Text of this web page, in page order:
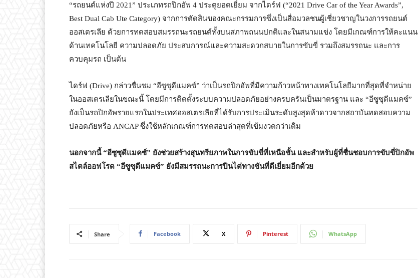
“รถยนต์แห่งปี 2021” ประเภทรถปิกอัพ 4 ประตูยอดเยี่ยม จากไดร์ฟ (“2021 Drive Car of the Year Awards”,
Best Dual Cab Ute Category) จากการตัดสินของคณะกรรมการซึ่งเป็นสื่อมวลชนผู้เชี่ยวชาญในวงการรถยนต์
ออสเตรเลีย ด้วยการทดสอบสมรรถนะรถยนต์ทั้งบนสภาพถนนปกติและในสนามแข่ง โดยมีเกณฑ์การให้คะแนน
ด้านเทคโนโลยี ความปลอดภัย ประสบการณ์และความสะดวกสบายในการขับขี่ รวมถึงสมรรถนะ และการ
ควบคุมรถ เป็นต้น
ไดร์ฟ (Drive) กล่าวชื่นชม “อีซูซุดีแมคซ์” ว่าเป็นรถปิกอัพที่มีความก้าวหน้าทางเทคโนโลยีมากที่สุดที่จำหน่าย
ในออสเตรเลียในขณะนี้ โดยมีการติดตั้งระบบความปลอดภัยอย่างครบครันเป็นมาตรฐาน และ “อีซูซุดีแมคซ์”
ยังเป็นรถปิกอัพรายแรกในประเทศออสเตรเลียที่ได้รับการประเมินระดับสูงสุดห้าดาวจากสถาบันทดสอบความ
ปลอดภัยหรือ ANCAP ซึ่งใช้หลักเกณฑ์การทดสอบล่าสุดที่เข้มงวดกว่าเดิม
นอกจากนี้ “อีซูซุดีแมคซ์” ยังช่วยสร้างสุนทรียภาพในการขับขี่ที่เหนือชั้น และสำหรับผู้ที่ชื่นชอบการขับขี่ปิกอัพ
สไตล์ออฟโรด “อีซูซุดีแมคซ์” ยังมีสมรรถนะการปีนไต่ทางชันที่ดีเยี่ยมอีกด้วย
Share Facebook X Pinterest WhatsApp